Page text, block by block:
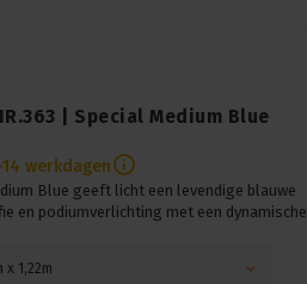
| Special Medium Blue
werkdagen
Blue geeft licht een levendige blauwe
en podiumverlichting met een dynamische
1,22m